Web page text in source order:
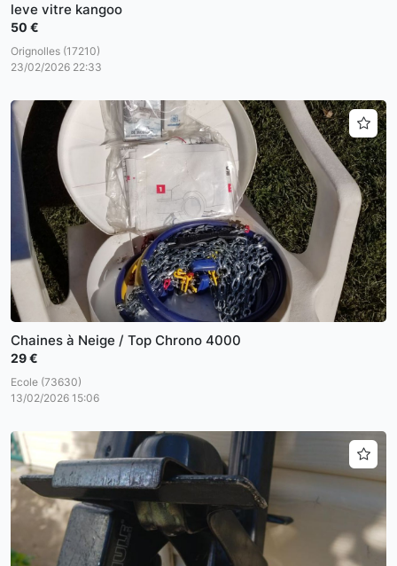
leve vitre kangoo
50 €
Orignolles (17210)
23/02/2026 22:33
Chaines à Neige / Top Chrono 4000
29 €
Ecole (73630)
13/02/2026 15:06